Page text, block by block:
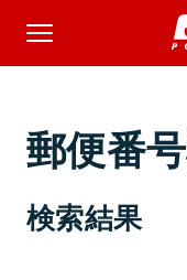
郵便番
検索結果